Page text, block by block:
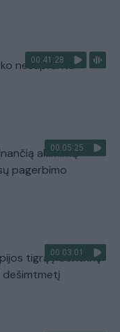
00:41:28
ko nesupranta
00:05:25
akimirką
pagerbimo
00:03:01
tigrą į Centrinę
dešimtmetį